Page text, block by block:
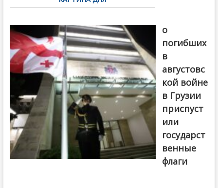
записям
о
погибших
в
августовс
кой войне
в Грузии
приспуст
или
государст
венные
флаги